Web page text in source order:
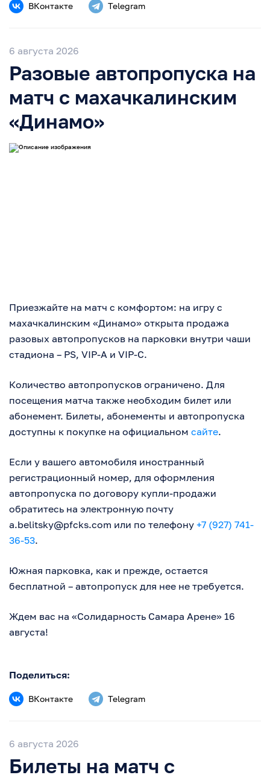
ВКонтакте Telegram
6 августа 2026
Разовые автопропуска на
матч с махачкалинским
«Динамо»
Приезжайте на матч с комфортом: на игру с
махачкалинским «Динамо» открыта продажа
разовых автопропусков на парковки внутри чаши
стадиона – PS, VIP-A и VIP-C.
Количество автопропусков ограничено. Для
посещения матча также необходим билет или
абонемент. Билеты, абонементы и автопропуска
доступны к покупке на официальном сайте.
Если у вашего автомобиля иностранный
регистрационный номер, для оформления
автопропуска по договору купли-продажи
обратитесь на электронную почту
a.belitsky@pfcks.com или по телефону +7 (927) 741-
36-53.
Южная парковка, как и прежде, остается
бесплатной – автопропуск для нее не требуется.
Ждем вас на «Солидарность Самара Арене» 16
августа!
Поделиться:
ВКонтакте Telegram
6 августа 2026
Билеты на матч с